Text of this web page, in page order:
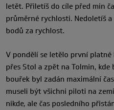
letět. Přiletíš do cíle před min
průměrné rychlosti. Nedoletíš
bodů za rychlost.
V pondělí se letělo první
přes Stol a zpět na Tolmin,
bouřek byl zadán maximální
museli být všichni piloti na
nikde, ale čas posledního